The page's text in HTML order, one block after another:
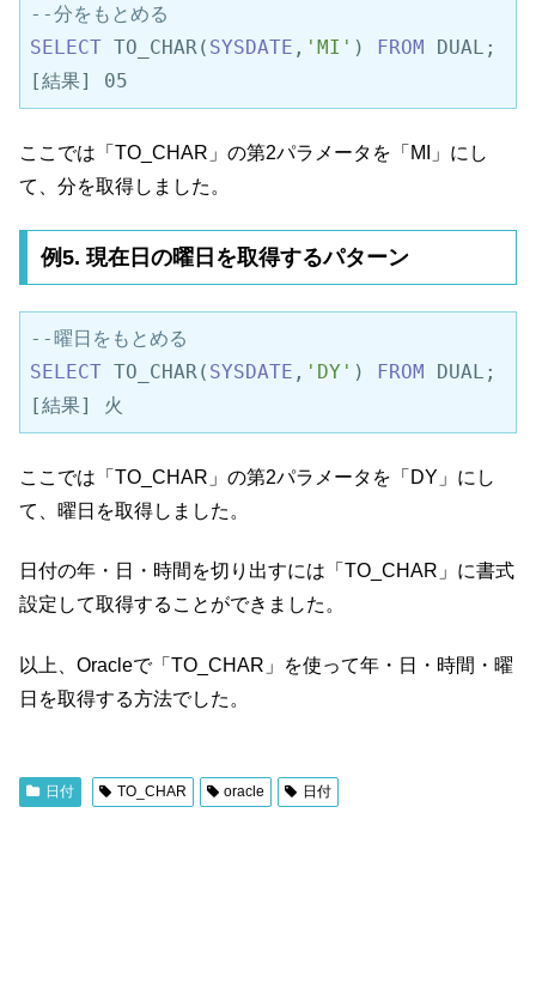
--分をもとめる
SELECT TO_CHAR( SYSDATE , 'MI' ) FROM
DUAL;
[結果] 05
ここでは「TO_CHAR」の第2パラメータを「MI」にし
て、分を取得しました。
例5. 現在日の曜日を取得するパターン
--曜日をもとめる
SELECT TO_CHAR( SYSDATE , 'DY' ) FROM
DUAL;
[結果] 火
ここでは「TO_CHAR」の第2パラメータを「DY」にし
て、曜日を取得しました。
日付の年・日・時間を切り出すには「TO_CHAR」に書式
設定して取得することができました。
以上、Oracleで「TO_CHAR」を使って年・日・時間・曜
日を取得する方法でした。
日付 TO_CHAR oracle 日付